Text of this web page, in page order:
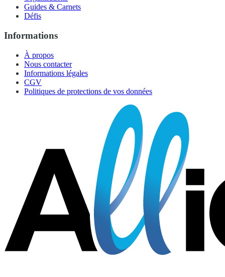
Guides & Carnets
Défis
Informations
À propos
Nous contacter
Informations légales
CGV
Politiques de protections de vos données